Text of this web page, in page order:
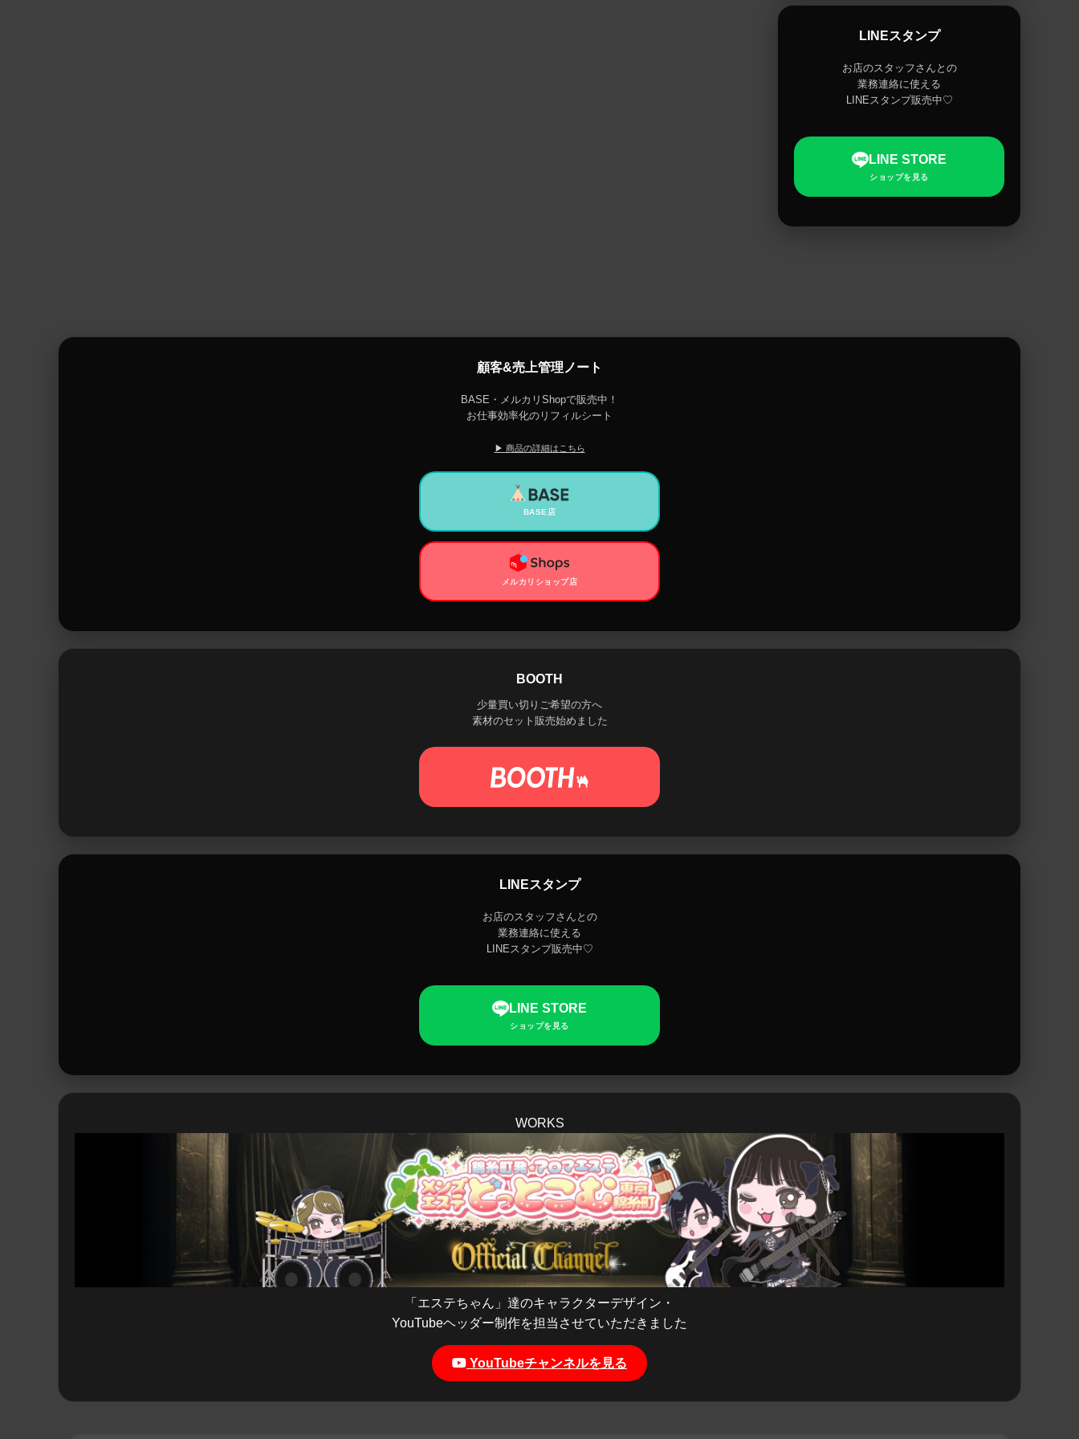
LINEスタンプ
お店のスタッフさんとの
業務連絡に使える
LINEスタンプ販売中♡
LINE STORE
ショップを見る
顧客&売上管理ノート
BASE・メルカリShopで販売中！
お仕事効率化のリフィルシート
▶ 商品の詳細はこちら
BASE店
メルカリショップ店
BOOTH
少量買い切りご希望の方へ
素材のセット販売始めました
LINEスタンプ
お店のスタッフさんとの
業務連絡に使える
LINEスタンプ販売中♡
LINE STORE
ショップを見る
WORKS
「エステちゃん」達のキャラクターデザイン・
YouTubeヘッダー制作を担当させていただきました
YouTubeチャンネルを見る